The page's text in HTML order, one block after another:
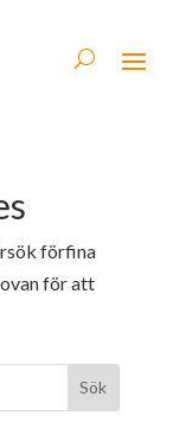
förfina
för att